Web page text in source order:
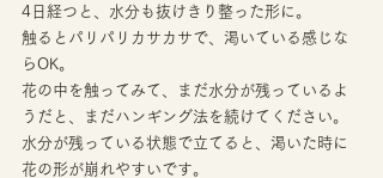
4日経つと、水分も抜けきり整った形に。
触るとパリパリカサカサで、渇いている感じな
らOK。
花の中を触ってみて、まだ水分が残っているよ
うだと、まだハンギング法を続けてください。
水分が残っている状態で立てると、渇いた時に
花の形が崩れやすいです。